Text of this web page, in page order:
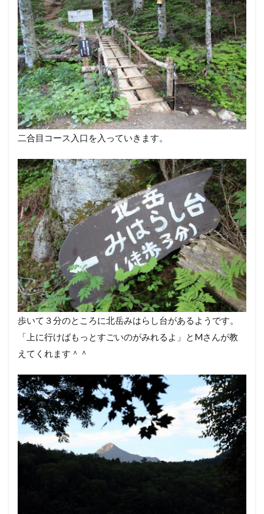
二合目コース入口を入っていきます。
歩いて３分のところに北岳みはらし台があるようです。
「上に行けばもっとすごいのがみれるよ」とMさんが教
えてくれます＾＾